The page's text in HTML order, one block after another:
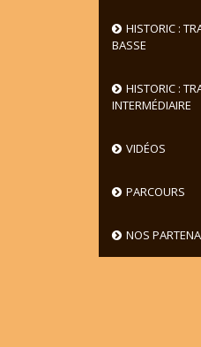
HISTORIC :
BASSE
HISTORIC :
INTERMÉDIAIRE
VIDÉOS
PARCOURS
NOS